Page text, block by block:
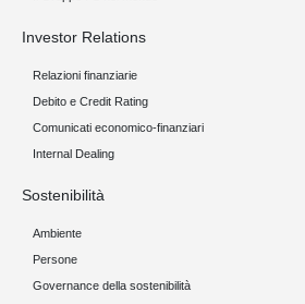
Investor Relations
Relazioni finanziarie
Debito e Credit Rating
Comunicati economico-finanziari
Internal Dealing
Sostenibilità
Ambiente
Persone
Governance della sostenibilità